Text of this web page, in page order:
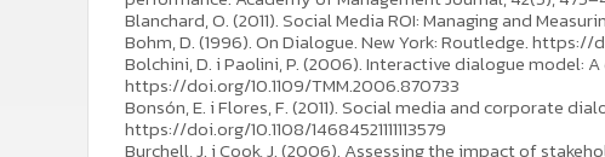
Blanchard, O. (2011). Social Media ROI: Managing and
Bohm, D. (1996). On Dialogue. New York: Routledge.
Bolchini, D. i Paolini, P. (2006). Interactive dialogue model:
https://doi.org/10.1109/TMM.2006.870733
Bonsón, E. i Flores, F. (2011). Social media and corporate
https://doi.org/10.1108/14684521111113579
Burchell, J. i Cook, J. (2006). Assessing the impact of